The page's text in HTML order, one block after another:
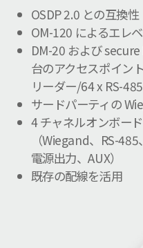
OSDP 2.0 との互換性
OM-120 によるエレ
DM-20 および
台のアクセスポイン
リーダー/64 x RS-485
サードパーティの
4 チャネルオンボー
（Wiegand、RS-
電源出力、AUX）
既存の配線を活用